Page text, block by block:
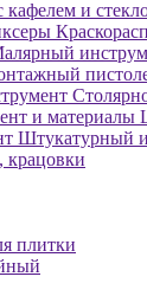
Штукатурный
плитки